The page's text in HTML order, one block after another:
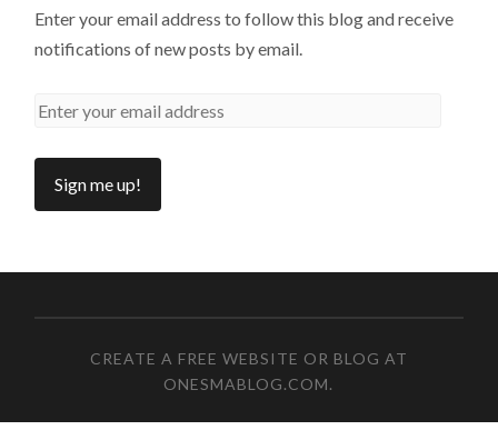
Enter your email address to follow this blog and receive
notifications of new posts by email.
CREATE A FREE WEBSITE OR BLOG AT
ONESMABLOG.COM.